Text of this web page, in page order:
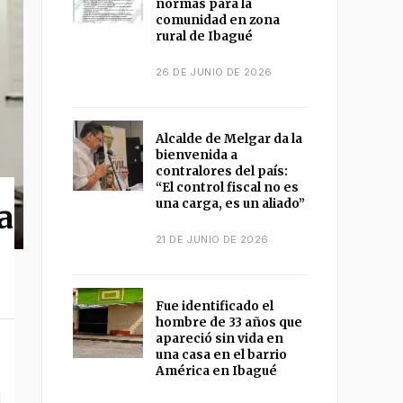
normas para la
comunidad en zona
rural de Ibagué
26 DE JUNIO DE 2026
Alcalde de Melgar da la
bienvenida a
contralores del país:
“El control fiscal no es
una carga, es un aliado”
21 DE JUNIO DE 2026
Fue identificado el
hombre de 33 años que
apareció sin vida en
una casa en el barrio
América en Ibagué